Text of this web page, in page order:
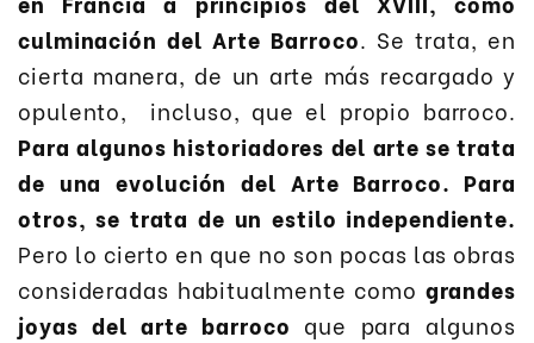
culminación del Arte Barroco. Se trata, en
cierta manera, de un arte más recargado y
opulento, incluso, que el propio barroco.
Para algunos historiadores del arte se trata
de una evolución del Arte Barroco. Para
otros, se trata de un estilo independiente.
Pero lo cierto en que no son pocas las obras
consideradas habitualmente como grandes
joyas del arte barroco que para algunos